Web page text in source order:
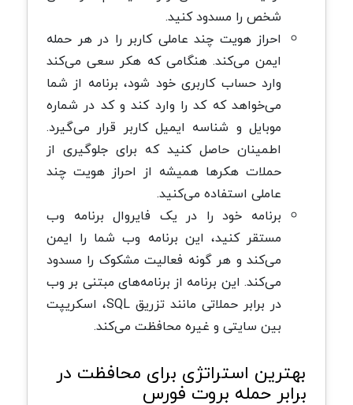
شخص را مسدود کنید.
احراز هویت چند عاملی کاربر را در هر حمله
ایمن می‌کند. هنگامی که هکر سعی می‌کند
وارد حساب کاربری خود شود، برنامه از شما
می‌خواهد که کد را وارد کند و کد در شماره
موبایل و شناسه ایمیل کاربر قرار می‌گیرد.
اطمینان حاصل کنید که برای جلوگیری از
حملات هکرها همیشه از احراز هویت چند
عاملی استفاده می‌کنید.
برنامه خود را در یک فایروال برنامه وب
مستقر کنید، این برنامه وب شما را ایمن
می‌کند و هر گونه فعالیت مشکوک را مسدود
می‌کند. این برنامه از برنامه‌های مبتنی بر وب
در برابر حملاتی مانند تزریق SQL، اسکریپت
بین سایتی و غیره محافظت می‌کند.
بهترین استراتژی برای محافظت در
برابر حمله بروت فورس